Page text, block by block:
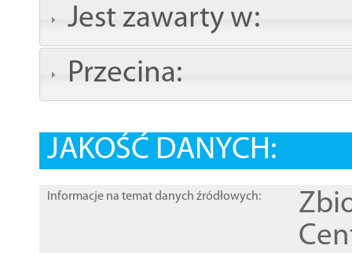
Jest zawarty w:
Przecina:
JAKOŚĆ DANYCH:
Informacje na temat danych źródłowych: